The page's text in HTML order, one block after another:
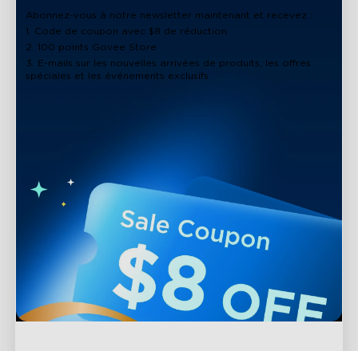
Abonnez-vous à notre newsletter maintenant et recevez :
1. Code de coupon avec $8 de réduction
2. 100 points Govee Store
3. E-mails sur les nouvelles arrivées de produits, les offres
spéciales et les événements exclusifs